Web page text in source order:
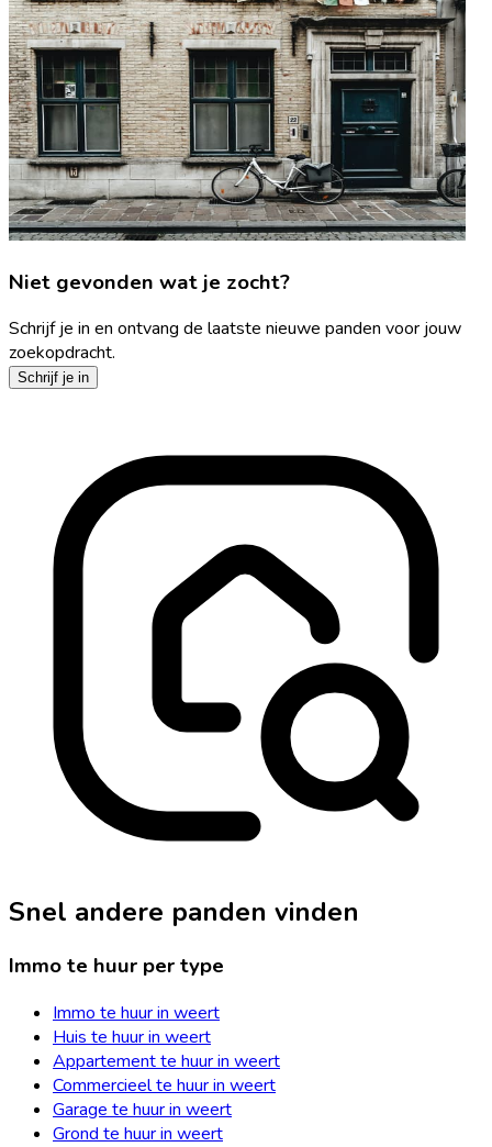
Niet gevonden wat je zocht?
Schrijf je in en ontvang de laatste nieuwe panden voor jouw
zoekopdracht.
Schrijf je in
Snel andere panden vinden
Immo te huur per type
Immo te huur in weert
Huis te huur in weert
Appartement te huur in weert
Commercieel te huur in weert
Garage te huur in weert
Grond te huur in weert